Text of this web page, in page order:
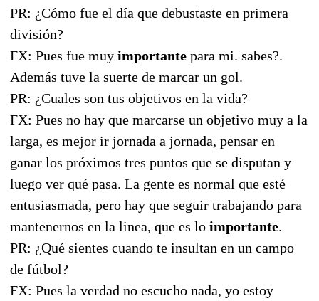
PR: ¿Cómo fue el día que debustaste en primera
división?
FX: Pues fue muy importante para mi. sabes?.
Además tuve la suerte de marcar un gol.
PR: ¿Cuales son tus objetivos en la vida?
FX: Pues no hay que marcarse un objetivo muy a la
larga, es mejor ir jornada a jornada, pensar en
ganar los próximos tres puntos que se disputan y
luego ver qué pasa. La gente es normal que esté
entusiasmada, pero hay que seguir trabajando para
mantenernos en la linea, que es lo importante.
PR: ¿Qué sientes cuando te insultan en un campo
de fútbol?
FX: Pues la verdad no escucho nada, yo estoy